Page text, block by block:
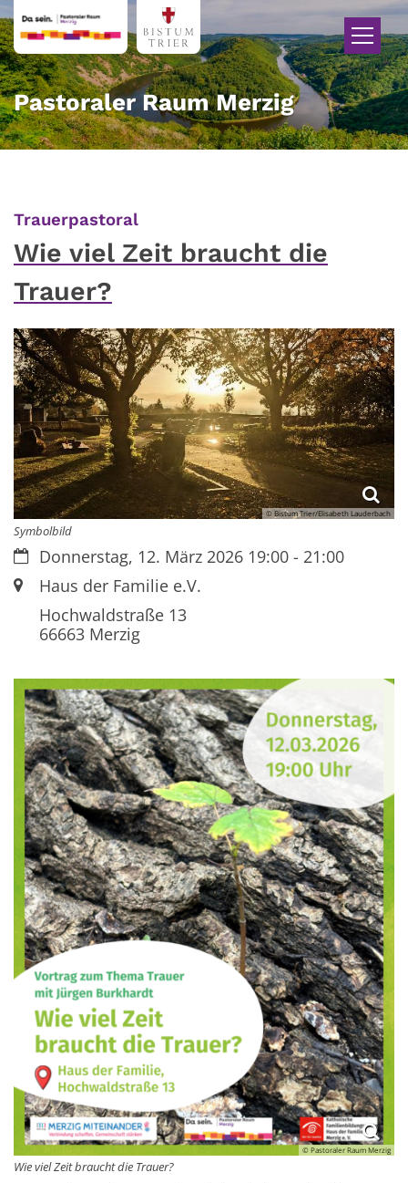
Zum Inhalt springen
Pastoraler Raum Merzig
Trauerpastoral:
Wie viel Zeit braucht die
Trauer?
© Bistum Trier/Elisabeth Lauderbach
Symbolbild
Datum:Donnerstag, 12. März 2026 19:00 - 21:00
Ort:Haus der Familie e.V.
Hochwaldstraße 13
66663Merzig
© Pastoraler Raum Merzig
Wie viel Zeit braucht die Trauer?